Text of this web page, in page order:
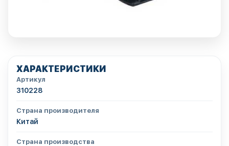
ХАРАКТЕРИСТИКИ
Артикул
310228
Страна производителя
Китай
Страна производства